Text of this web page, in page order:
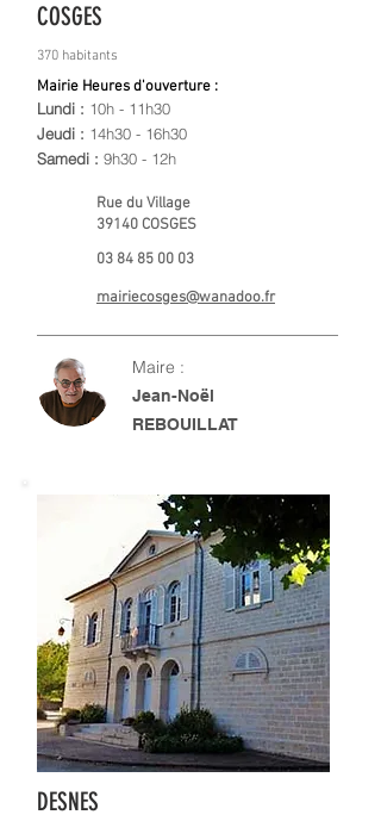
COSGES
370 habitants
Mairie Heures d'ouverture :
Lundi : 10h - 11h30
Jeudi : 14h30 - 16h30
Samedi : 9h30 - 12h
Rue du Village
39140 COSGES
03 84 85 00 03
mairiecosges@wanadoo.fr
Maire :
Jean-Noël
REBOUILLAT
DESNES